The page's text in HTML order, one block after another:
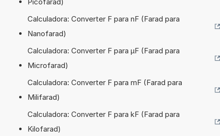
Calculadora: Converter F para nF (Farad para
Nanofarad)
Calculadora: Converter F para µF (Farad para
Microfarad)
Calculadora: Converter F para mF (Farad para
Milifarad)
Calculadora: Converter F para kF (Farad para
Kilofarad)